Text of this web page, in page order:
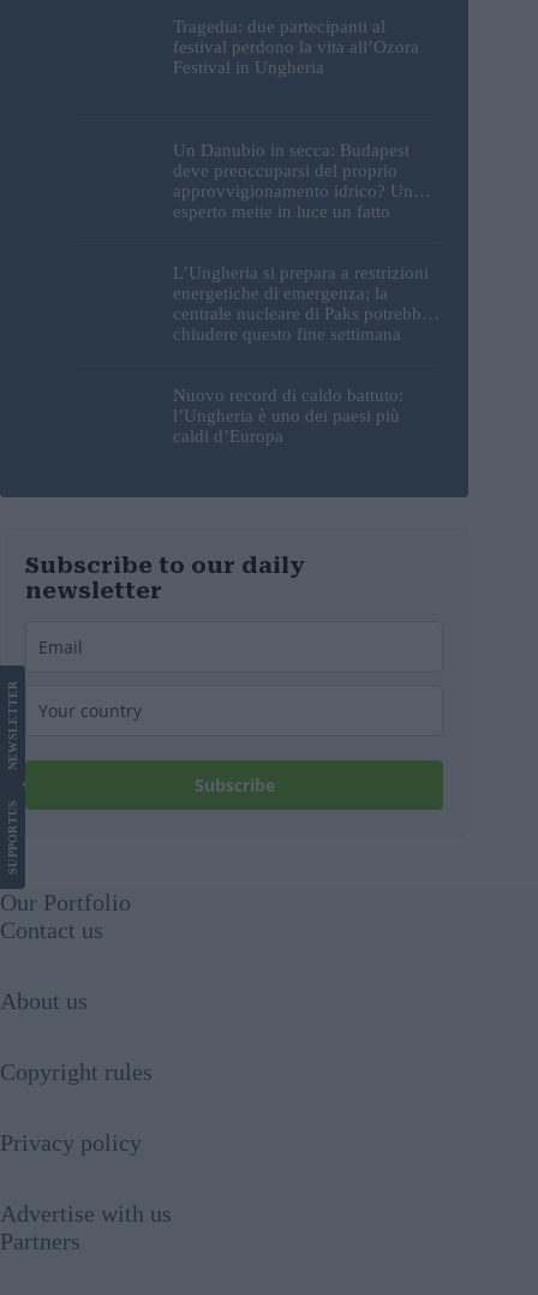
Tragedia: due partecipanti al
festival perdono la vita all’Ozora
Festival in Ungheria
Un Danubio in secca: Budapest
deve preoccuparsi del proprio
approvvigionamento idrico? Un
esperto mette in luce un fatto
L’Ungheria si prepara a restrizioni
energetiche di emergenza; la
centrale nucleare di Paks potrebbe
chiudere questo fine settimana
Nuovo record di caldo battuto:
l’Ungheria è uno dei paesi più
caldi d’Europa
Subscribe to our daily
newsletter
Subscribe
SUPPORT
US
NEWS
LETTER
Our Portfolio
Contact us
About us
Copyright rules
Privacy policy
Advertise with us
Partners